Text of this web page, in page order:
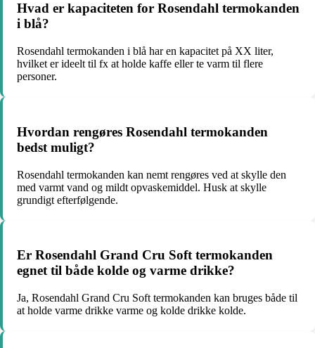
Hvad er kapaciteten for Rosendahl termokanden
i blå?
Rosendahl termokanden i blå har en kapacitet på XX liter,
hvilket er ideelt til fx at holde kaffe eller te varm til flere
personer.
Hvordan rengøres Rosendahl termokanden
bedst muligt?
Rosendahl termokanden kan nemt rengøres ved at skylle den
med varmt vand og mildt opvaskemiddel. Husk at skylle
grundigt efterfølgende.
Er Rosendahl Grand Cru Soft termokanden
egnet til både kolde og varme drikke?
Ja, Rosendahl Grand Cru Soft termokanden kan bruges både til
at holde varme drikke varme og kolde drikke kolde.